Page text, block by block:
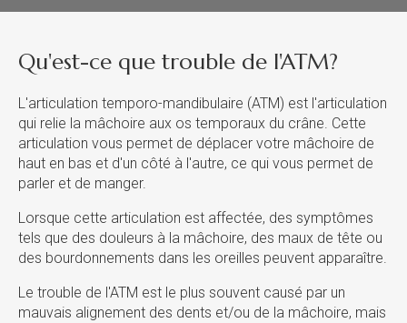
Qu'est-ce que trouble de l'ATM?
L'articulation temporo-mandibulaire (ATM) est l'articulation
qui relie la mâchoire aux os temporaux du crâne. Cette
articulation vous permet de déplacer votre mâchoire de
haut en bas et d'un côté à l'autre, ce qui vous permet de
parler et de manger.
Lorsque cette articulation est affectée, des symptômes
tels que des douleurs à la mâchoire, des maux de tête ou
des bourdonnements dans les oreilles peuvent apparaître.
Le trouble de l'ATM est le plus souvent causé par un
mauvais alignement des dents et/ou de la mâchoire, mais